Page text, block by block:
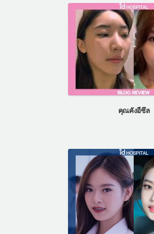
คุณคังอีซึล